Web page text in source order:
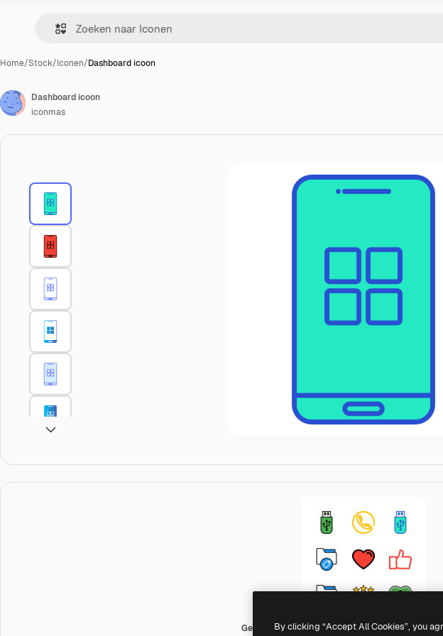
Home/Stock/Iconen/Dashboard icoon
Generic Outline Color
Dashboard icoon
iconmas
By clicking “Accept All Cookies”, you